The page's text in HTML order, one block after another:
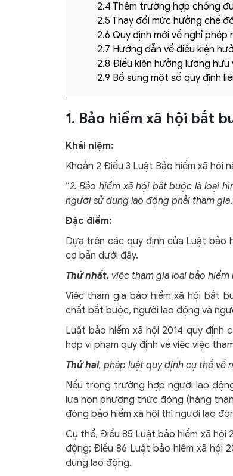
2.4 Thêm trường hợp chồng
2.5 Thay đổi mức hưởng chế
2.6 Quy định mới về nghỉ
2.7 Hướng dẫn về điều kiện
2.8 Điều kiện hưởng lương
2.9 Bổ sung một số quy định
1. Bảo hiểm xã hội bắt
Khái niệm:
Khoản 2 Điều 3 Luật Bảo hiểm xã hội
“2. Bảo hiểm xã hội bắt buộc là loại
người sử dụng lao động phải tham gia
Đặc điểm:
Dựa trên các quy định của Luật bảo
cơ bản dưới đây.
Thứ nhất, việc tham gia loại bảo
Việc tham gia bảo hiểm xã hội bắt
chất bắt buộc, người lao động và
Luật bảo hiểm xã hội 2014 quy
hợp vi phạm quy định về việc việc
Thứ hai, pháp luật quy định cụ thể về
Nếu trong trường hợp người lao
lựa họn phương thức đóng (hàng
đóng bảo hiểm xã hội thì người lao
Cụ thể, Điều 85 Luật bảo hiểm xã
động; Điều 86 Luật bảo hiểm xã hội
dụng lao động.